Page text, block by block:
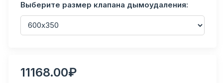
Выберите размер клапана дымоудаления:
11168.00₽